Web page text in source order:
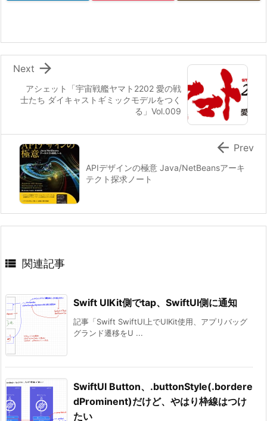
アシェット「宇宙戦艦ヤマト2202 愛の戦
士たち ダイキャストギミックモデルをつく
る」Vol.009

Next
APIデザインの極意 Java/NetBeansアーキ
テクト探求ノート
 Prev
 関連記事
Swift UIKit側でtap、SwiftUI側に通知
記事「Swift SwiftUI上でUIKit使用、アプリバッグ
グランド遷移をU ...
SwiftUI Button、.buttonStyle(.bordere
dProminent)だけど、やはり枠線はつけ
たい